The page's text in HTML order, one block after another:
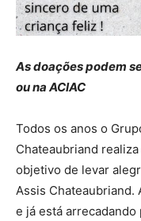
As doações podem
ou na ACIAC
Todos os anos o
Chateaubriand
objetivo de levar
Assis Chateaubriand.
e já está